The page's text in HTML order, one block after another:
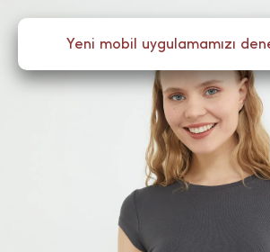
Menü
Yeni mobil uygulamamızı